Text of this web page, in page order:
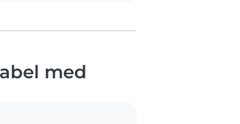
med